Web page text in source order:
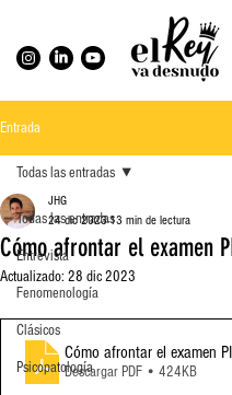
Entrada
Todas las entradas
Entrevista
Fenomenología
Clásicos
Psicopatología
Todas las entradas
Cómo afrontar el examen
JHG
24 dic 202313 min de lectura
Actualizado: 28 dic 2023
Cómo afrontar el examen
Descargar PDF • 424KB